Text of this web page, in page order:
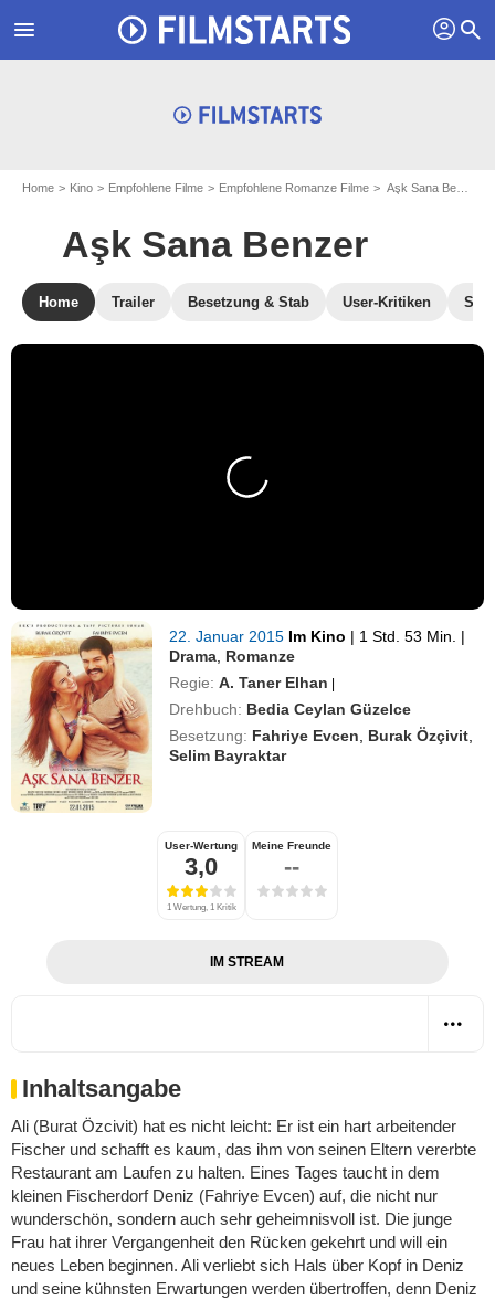
menu profil search
Home Kino Empfohlene Filme Empfohlene Romanze Filme Aşk Sana Benzer
Aşk Sana Benzer
Home Trailer Besetzung & Stab User-Kritiken
22. Januar 2015 Im Kino | 1 Std. 53 Min. |
Drama Romanze
Regie: A. Taner Elhan |
Drehbuch: Bedia Ceylan Güzelce
Besetzung: Fahriye Evcen Burak Özçivit
Selim Bayraktar
User-Wertung
3,0
1 Wertung, 1 Kritik
Meine Freunde
--
IM STREAM
Inhaltsangabe
Ali (Burat Özcivit) hat es nicht leicht: Er ist ein hart arbeitender
Fischer und schafft es kaum, das ihm von seinen Eltern vererbte
Restaurant am Laufen zu halten. Eines Tages taucht in dem
kleinen Fischerdorf Deniz (Fahriye Evcen) auf, die nicht nur
wunderschön, sondern auch sehr geheimnisvoll ist. Die junge
Frau hat ihrer Vergangenheit den Rücken gekehrt und will ein
neues Leben beginnen. Ali verliebt sich Hals über Kopf in Deniz
und seine kühnsten Erwartungen werden übertroffen, denn Deniz